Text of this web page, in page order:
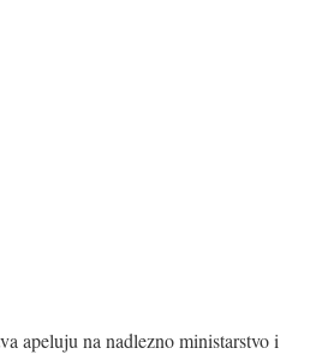
apeluju na nadlezno ministarstvo i